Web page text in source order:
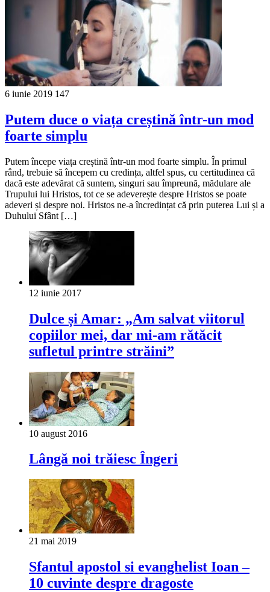
6 iunie 2019 147
Putem duce o viața creștină într-un mod
foarte simplu
Putem începe viața creștină într-un mod foarte simplu. În primul
rând, trebuie să începem cu credința, altfel spus, cu certitudinea că
dacă este adevărat că suntem, singuri sau împreună, mădulare ale
Trupului lui Hristos, tot ce se adeverește despre Hristos se poate
adeveri și despre noi. Hristos ne-a încredințat că prin puterea Lui și a
Duhului Sfânt […]
12 iunie 2017
Dulce și Amar: „Am salvat viitorul
copiilor mei, dar mi-am rătăcit
sufletul printre străini”
10 august 2016
Lângă noi trăiesc Îngeri
21 mai 2019
Sfantul apostol si evanghelist Ioan –
10 cuvinte despre dragoste